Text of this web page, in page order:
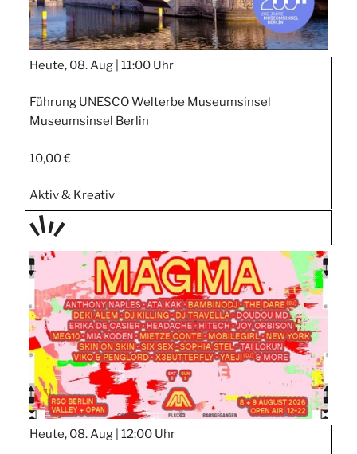
Heute, 08. Aug | 11:00 Uhr
Führung UNESCO Welterbe Museumsinsel
Museumsinsel Berlin
10,00 €
Aktiv & Kreativ
PRÄS
ENTIE
RT
Heute, 08. Aug | 12:00 Uhr